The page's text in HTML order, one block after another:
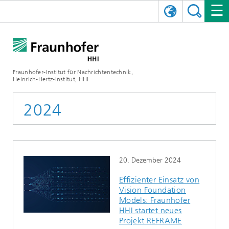
Fraunhofer-Institut für Nachrichtentechnik,
Heinrich-Hertz-Institut, HHI
Organisationsplan
AI & Video
Kommunikation & Netze
Qualitätsmanagement
Kuratorium
Mobilität
Kompression
Digitaler Zwilling
5G, Fiber and Beyond
Videokommunikation und Applikationen
Vision and Imaging Technologies
KOMMUNIKATION & NETZE
Drahtlose Kommunikation und Netze
PHOTONISCHE KOMPONENTEN & SYSTEME
Hybride Integration und Sensorik
InP und HF
NACHRICHTEN
Archiv
2024
PRESSEMITTEILUNGEN
VERANSTALTUNGEN
SHOWROOMS
CINIQ
UNSERE STELLEN
WEITERE INFOS ZUM FRAUNHOFER HHI ALS ARBEITGEBER
KONTAKT
2024
20. Dezember 2024
Effizienter Einsatz von
Vision Foundation
Models: Fraunhofer
HHI startet neues
Projekt REFRAME